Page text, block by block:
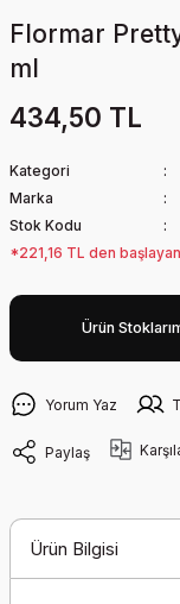
Flormar
ml
434,50 TL
Kategori
Marka
Stok Kodu
*221,16 TL den
Ürün
Yorum Yaz
Paylaş
Ürün Bilgisi